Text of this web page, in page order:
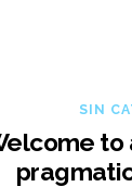
SIN
to